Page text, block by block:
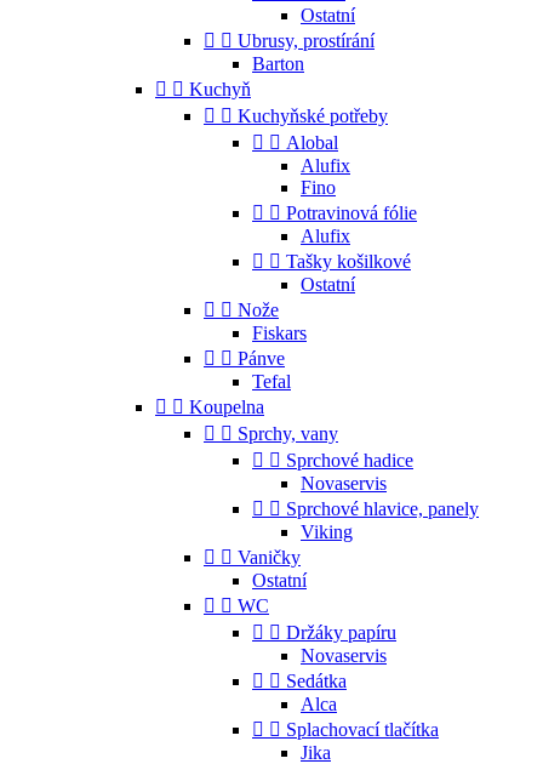
Ostatní
  Ubrusy, prostírání
Barton
  Kuchyň
  Kuchyňské potřeby
  Alobal
Alufix
Fino
  Potravinová fólie
Alufix
  Tašky košilkové
Ostatní
  Nože
Fiskars
  Pánve
Tefal
  Koupelna
  Sprchy, vany
  Sprchové hadice
Novaservis
  Sprchové hlavice, panely
Viking
  Vaničky
Ostatní
  WC
  Držáky papíru
Novaservis
  Sedátka
Alca
  Splachovací tlačítka
Jika